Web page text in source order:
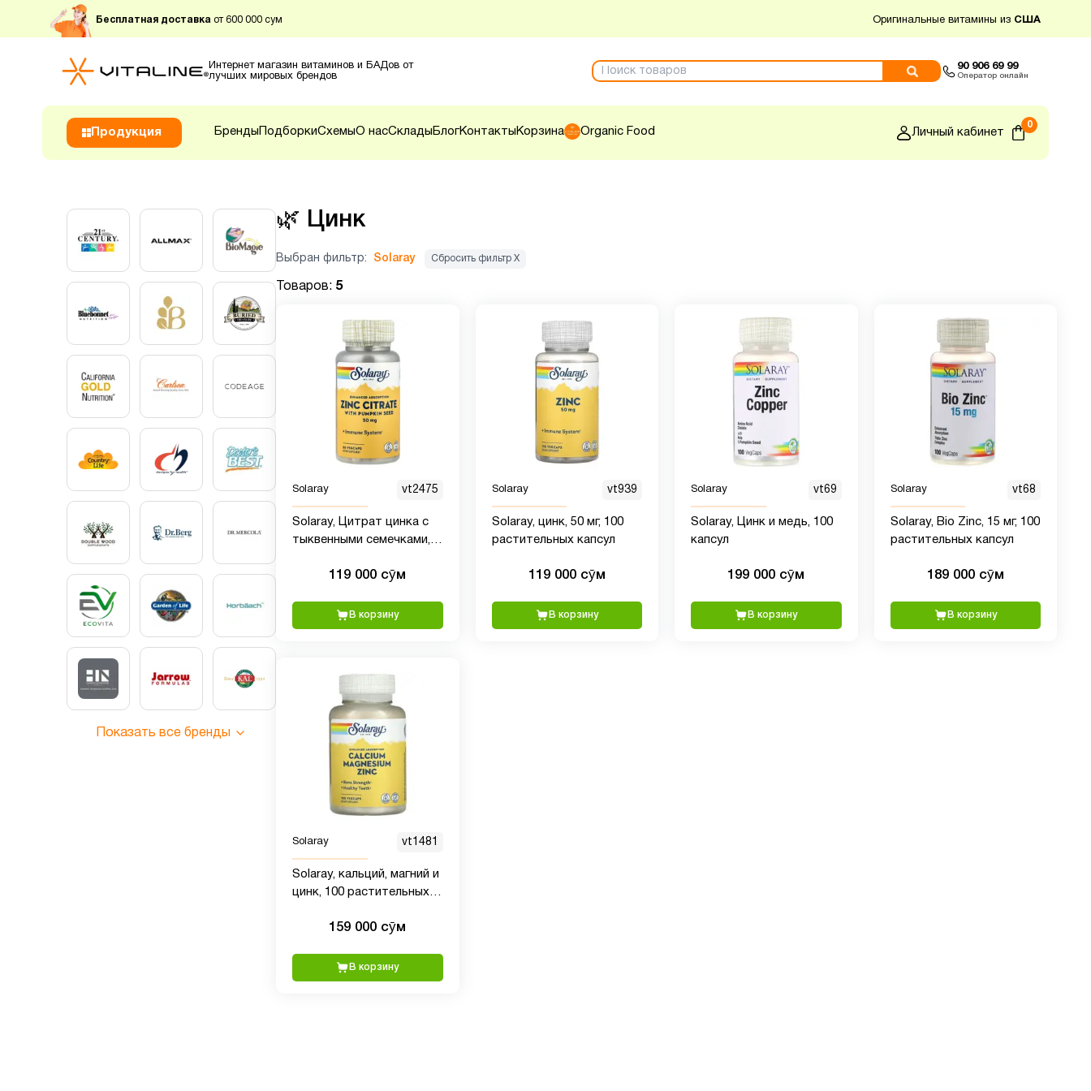
Бесплатная доставка от 600 000 сум Оригинальные витамины из США
Интернет магазин витаминов и БАДов от
лучших мировых брендов
90 906 69 99
Оператор онлайн
Продукция Бренды ПодборкиСхемыО насСклады БлогКонтакты Корзина Organic Food Личный кабинет
0
Показать все бренды
🌿 Цинк
Выбран фильтр: Solaray Сбросить фильтр Х
Товаров: 5
Solaray vt2475
Solaray, Цитрат цинка с
тыквенными семечками,
119 000 сӯм
В корзину
Solaray vt939
Solaray, цинк, 50 мг, 100
растительных капсул
119 000 сӯм
В корзину
Solaray vt69
Solaray, Цинк и медь, 100
капсул
199 000 сӯм
В корзину
Solaray vt68
Solaray, Bio Zinc, 15 мг, 100
растительных капсул
189 000 сӯм
В корзину
Solaray vt1481
Solaray, кальций, магний и
цинк, 100 растительных
159 000 сӯм
В корзину